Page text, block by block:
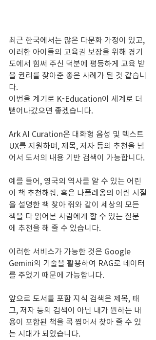
최근 한국에서는 많은 다문화 가정이 있고,
이러한 아이들의 교육권 보장을 위해 경기
도에서 힘써 주신 덕분에 평등하게 교육 받
을 권리를 찾아준 좋은 사례가 된 것 같습니
다.
이번을 계기로 K-Education이 세계로 더
뻗어나갔으면 좋겠습니다.
Ark AI Curation은 대화형 음성 및 텍스트
UX를 지원하며, 제목, 저자 등의 추천을 넘
어서 도서의 내용 기반 검색이 가능합니다.
예를 들어, 영국의 역사를 알 수 있는 어린
이 책 추천해줘. 혹은 나폴레옹의 어린 시절
을 설명한 책 찾아 줘와 같이 세상의 모든
책을 다 읽어본 사람에게 할 수 있는 질문
에 추천을 해 줄 수 있습니다.
이러한 서비스가 가능한 것은 Google
Gemini의 기술을 활용하여 RAG로 데이터
를 주었기 때문에 가능합니다.
앞으로 도서를 포함 지식 검색은 제목, 태
그, 저자 등의 검색이 아닌 내가 원하는 내
용이 포함된 책을 콕 찝어서 찾아 줄 수 있
는 시대가 되었습니다.